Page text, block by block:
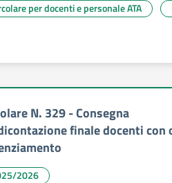
per docenti e personale ATA
N. 329 - Consegna
finale docenti con
2026